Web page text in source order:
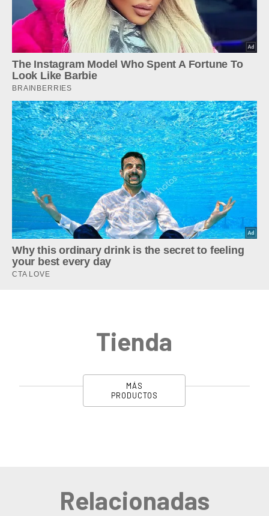
Tienda
MÁS
PRODUCTOS
Relacionadas